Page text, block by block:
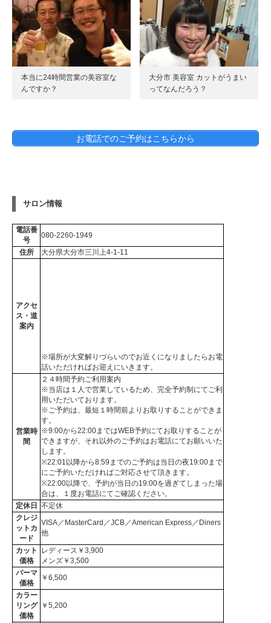
本当に24時間営業の美容室な
んですか？
大分市 美容室 カットがうまい
ってなんだろう？
お電話でのご予約はこちらから
サロン情報
電話番
号
080-2260-1949
住所
大分県大分市三川上4-1-11
アクセ
ス・道
案内
※場所が大変解りづらいのでお近くになりましたらお電
話いただければお迎えにいきます。
営業時
間
２４時間予約ご利用案内
※当店は１人で営業しているため、完全予約制にてご利
用いただいております。
※ご予約は、最短１時間前よりお取りすることができま
す。
※9:00から22:00まではWEB予約にてお取りすることが
できますが、それ以外のご予約はお電話にてお願いいた
します。
※22:01以降から8:59までのご予約は当日の夜19:00まで
にご予約いただければご対応させて頂きます。
※22:00以降で、予約が当日の19:00を過ぎてしまった場
合は、１度お電話にてご確認ください。
定休日
不定休
クレジ
ットカ
ード
VISA／MasterCard／JCB／American Express／Diners
他
カット
価格
レディース￥3,900
メンズ￥3,500
パーマ
価格
￥6,500
カラー
リング
価格
￥5,200